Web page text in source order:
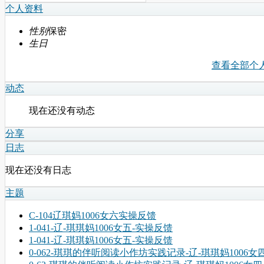
个人资料
性别保密
生日
查看全部个
动态
现在还没有动态
分享
日志
现在还没有日志
主题
C-104辽琪妈1006女六实操反馈
1-041-辽-琪琪妈1006女五-实操反馈
1-041-辽-琪琪妈1006女五-实操反馈
0-062-琪琪的伴听阅读小作坊实践记录-辽-琪琪妈1006女